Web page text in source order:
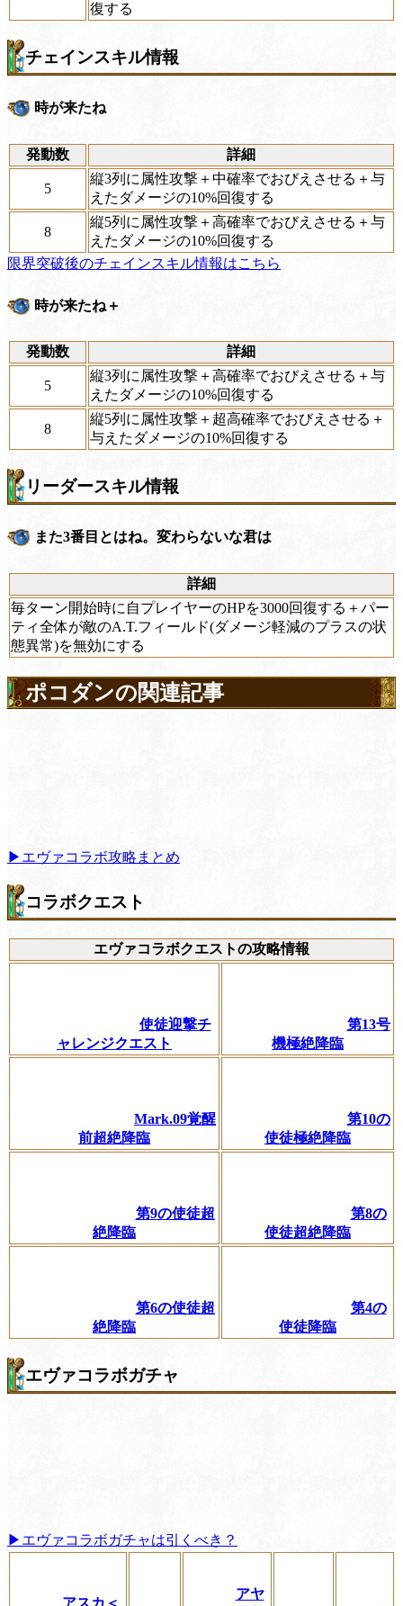
復する
チェインスキル情報
時が来たね
発動数 詳細
5
縦3列に属性攻撃＋中確率でおびえさせる＋与
えたダメージの10%回復する
8
縦5列に属性攻撃＋高確率でおびえさせる＋与
えたダメージの10%回復する
限界突破後のチェインスキル情報はこちら
時が来たね＋
発動数 詳細
5
縦3列に属性攻撃＋高確率でおびえさせる＋与
えたダメージの10%回復する
8
縦5列に属性攻撃＋超高確率でおびえさせる＋
与えたダメージの10%回復する
リーダースキル情報
また3番目とはね。変わらないな君は
詳細
毎ターン開始時に自プレイヤーのHPを3000回復する＋パー
ティ全体が敵のA.T.フィールド(ダメージ軽減のプラスの状
態異常)を無効にする
ポコダンの関連記事
▶エヴァコラボ攻略まとめ
コラボクエスト
エヴァコラボクエストの攻略情報
使徒迎撃チ
ャレンジクエスト
第13号
機極絶降臨
Mark.09覚醒
前超絶降臨
第10の
使徒極絶降臨
第9の使徒超
絶降臨
第8の
使徒超絶降臨
第6の使徒超
絶降臨
第4の
使徒降臨
エヴァコラボガチャ
▶エヴァコラボガチャは引くべき？
アヤ